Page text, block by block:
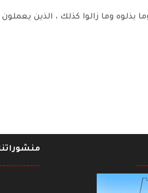
بذلوه وما زالوا كذلك ، الذين